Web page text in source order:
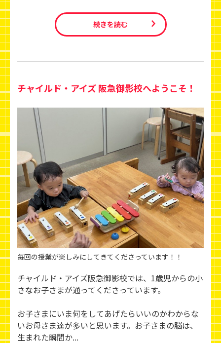
続きを読む
チャイルド・アイズ 阪急御影校へようこそ！
毎回の授業が楽しみにしてきてくださっています！！
チャイルド・アイズ阪急御影校では、1歳児からの小
さなお子さまが通ってくださっています。
お子さまにいま何をしてあげたらいいのかわからな
いお母さま達が多いと思います。お子さまの脳は、
生まれた瞬間か...